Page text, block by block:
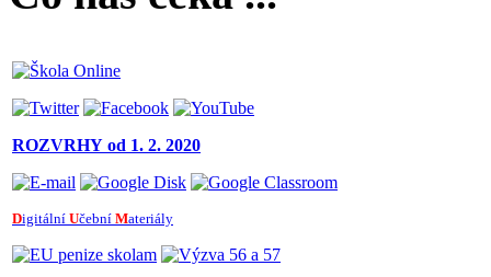
ROZVRHY od 1. 2. 2020
Digitální Učební Materiály